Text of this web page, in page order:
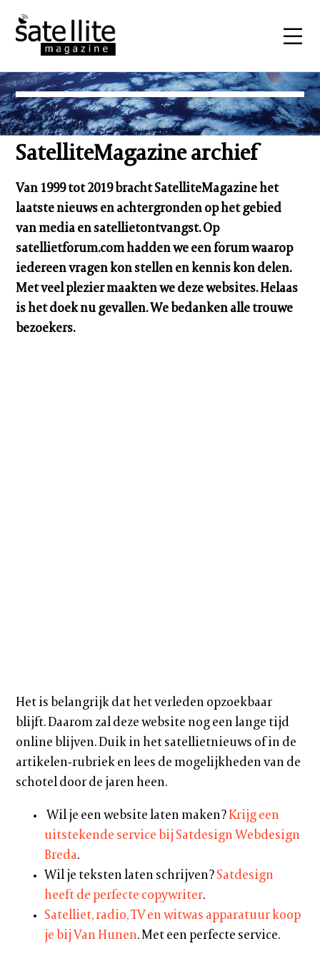
SatelliteMagazine archief
Van 1999 tot 2019 bracht SatelliteMagazine het
laatste nieuws en achtergronden op het gebied
van media en satellietontvangst. Op
satellietforum.com hadden we een forum waarop
iedereen vragen kon stellen en kennis kon delen.
Met veel plezier maakten we deze websites. Helaas
is het doek nu gevallen. We bedanken alle trouwe
bezoekers.
Het is belangrijk dat het verleden opzoekbaar
blijft. Daarom zal deze website nog een lange tijd
online blijven. Duik in het satellietnieuws of in de
artikelen-rubriek en lees de mogelijkheden van de
schotel door de jaren heen.
Wil je een website laten maken?Krijg een
uitstekende service bij Satdesign Webdesign
Breda.
Wil je teksten laten schrijven? Satdesign
heeft de perfecte copywriter.
Satelliet, radio, TV en witwas apparatuur koop
je bij Van Hunen. Met een perfecte service.